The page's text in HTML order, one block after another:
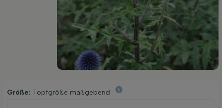
Größe: Topfgröße maßgebend